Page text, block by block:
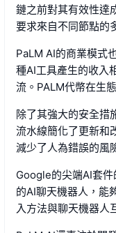
鏈之前對其有效性達
要求來自不同節點的
PaLM AI的商業模式
種AI工具產生的收入
流。PALM代幣在生
除了其強大的安全措
流水線簡化了更新和
減少了人為錯誤的風
Google的尖端AI套
的AI聊天機器人，能
入方法與聊天機器人